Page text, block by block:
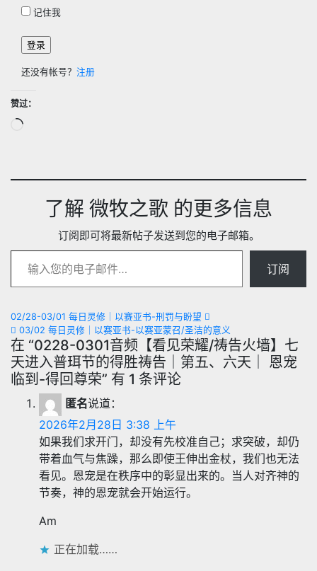
记住我
还没有帐号？ 注册
赞过：
正
了解 微牧之歌 的更多信息
订阅即可将最新帖子发送到您的电子邮箱。
输入您的电子邮件…
订阅
文
章
导
航
02/28-03/01 每日灵修｜以赛亚书-刑罚与盼望
03/02 每日灵修｜以赛亚书-以赛亚蒙召/圣洁的意义
在 “0228-0301音频【看见荣耀/祷告火墙】七
天进入普珥节的得胜祷告｜第五、六天｜ 恩宠
临到-得回尊荣” 有 1 条评论
匿名说道：
2026年2月28日 3:38 上午
如果我们求开门，却没有先校准自己；求突破，却仍
带着血气与焦躁，那么即使王伸出金杖，我们也无法
看见。恩宠是在秩序中的彰显出来的。当人对齐神的
节奏，神的恩宠就会开始运行。
Am
正在加载……